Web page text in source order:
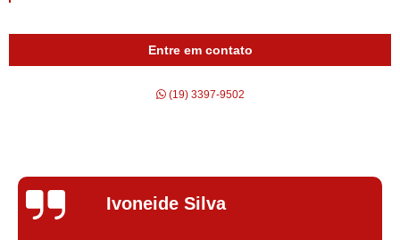
Entre em contato
(19) 3397-9502
Silvana Alves